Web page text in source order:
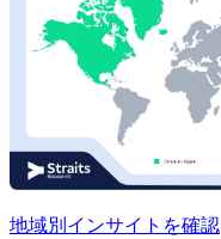
地域別インサイトを確認